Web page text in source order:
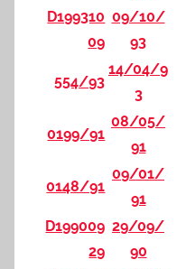
D199310
09
09/10/
93
554/93
14/04/9
3
0199/91
08/05/
91
0148/91
09/01/
91
D199009
29
29/09/
90